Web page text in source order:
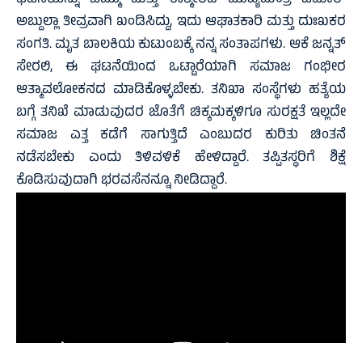
ಅಬ್ದುಲ್ಲಾ ತೀವ್ರವಾಗಿ ಖಂಡಿಸಿದ್ದು, ಇದು ಆಘಾತಕಾರಿ ಮತ್ತು ದುಃಖಕರ
ಸಂಗತಿ. ಮೃತ ಬಾಲಕಿಯ ಕುಟುಂಬಕ್ಕೆ ನನ್ನ ಸಂತಾಪಗಳು. ಆಕೆ ಜನ್ನತ್
ಸೇರಲಿ, ಈ ಘಟನೆಯಿಂದ ಒಟ್ಟಾರೆಯಾಗಿ ಸಮಾಜ ಗಂಭೀರ
ಆತ್ಮಾವಲೋಕನದ ಮಾಡಿಕೊಳ್ಳಬೇಕು. ತನಿಖಾ ಸಂಸ್ಥೆಗಳು ಹತ್ಯೆಯ
ಬಗ್ಗೆ ತನಿಖೆ ಮಾಡುವುದರ ಜೊತೆಗೆ ಚಿಕ್ಕಮಕ್ಕಳಿಗೂ ಸುರಕ್ಷತೆ ಇಲ್ಲದೇ
ಸಮಾಜ ಎತ್ತ ಕಡೆಗೆ ಸಾಗುತ್ತಿದೆ ಎಂಬುದರ ಕುರಿತು ಚಿಂತನೆ
ನಡೆಸಬೇಕು ಎಂದು ತಿಳಿವಳಿಕೆ ಹೇಳಿದ್ದಾರೆ. ತಪ್ಪಿತಸ್ಥರಿಗೆ ಶಿಕ್ಷೆ
ಕೊಡಿಸುವುದಾಗಿ ಭರವಸೆನನ್ನೂ ನೀಡಿದ್ದಾರೆ.